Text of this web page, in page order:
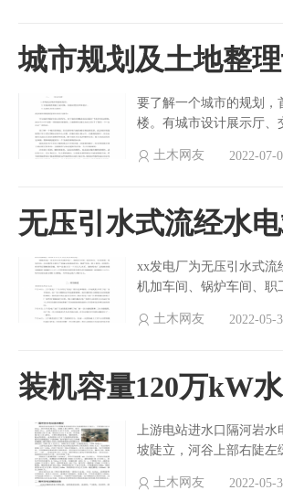
城市规划及土地整
要了解一个城市的规划，
楼。有城市设计展示厅
土木网友 2022-07-
无压引水式流经水
xx发电厂为无压引水式流
机加车间、锅炉车间、
土木网友 2022-05-
装机容量120万kW
上游电站进水口隔河岩水
坡陡立，河谷上部右陡左
土木网友 2022-05-